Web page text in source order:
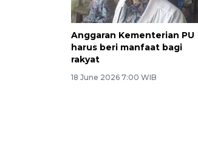
Anggaran Kementerian PU
harus beri manfaat bagi
rakyat
18 June 2026 7:00 WIB